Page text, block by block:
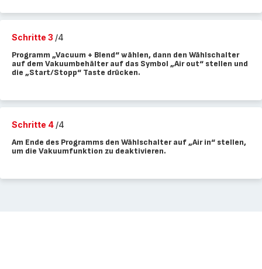
Schritte 3 /4
Programm „Vacuum + Blend“ wählen, dann den Wählschalter
auf dem Vakuumbehälter auf das Symbol „Air out“ stellen und
die „Start/Stopp“ Taste drücken.
Schritte 4 /4
Am Ende des Programms den Wählschalter auf „Air in“ stellen,
um die Vakuumfunktion zu deaktivieren.